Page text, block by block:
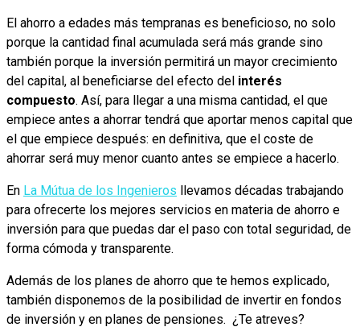
El ahorro a edades más tempranas es beneficioso, no solo
porque la cantidad final acumulada será más grande sino
también porque la inversión permitirá un mayor crecimiento
del capital, al beneficiarse del efecto del interés
compuesto. Así, para llegar a una misma cantidad, el que
empiece antes a ahorrar tendrá que aportar menos capital que
el que empiece después: en definitiva, que el coste de
ahorrar será muy menor cuanto antes se empiece a hacerlo.
En La Mútua de los Ingenieros llevamos décadas trabajando
para ofrecerte los mejores servicios en materia de ahorro e
inversión para que puedas dar el paso con total seguridad, de
forma cómoda y transparente.
Además de los planes de ahorro que te hemos explicado,
también disponemos de la posibilidad de invertir en fondos
de inversión y en planes de pensiones. ¿Te atreves?